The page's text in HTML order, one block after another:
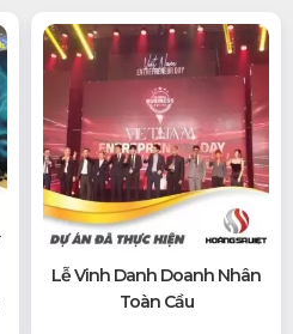
Lễ Vinh Danh Doanh Nhân
Toàn Cầu